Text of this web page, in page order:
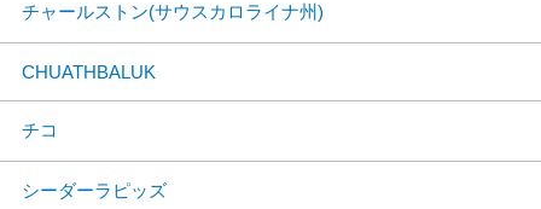
チャールストン(サウスカロライナ州)
CHUATHBALUK
チコ
シーダーラピッズ